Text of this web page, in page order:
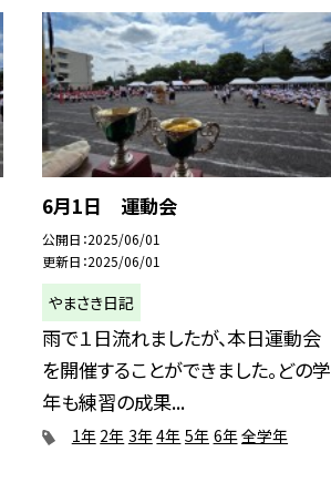
6月1日 運動会
公開日 2025/06/01
更新日 2025/06/01
やまさき日記
雨で１日流れましたが、本日運動会
を開催することができました。どの学
年も練習の成果...
1年 2年 3年4年 5年 6年全学年